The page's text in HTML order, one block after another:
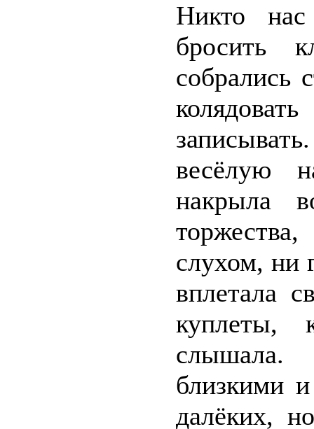
Никто
бросить
собрались
весёлую
накрыла
слухом, ни
вплетала
куплеты,
слышала.
близкими
далёких,